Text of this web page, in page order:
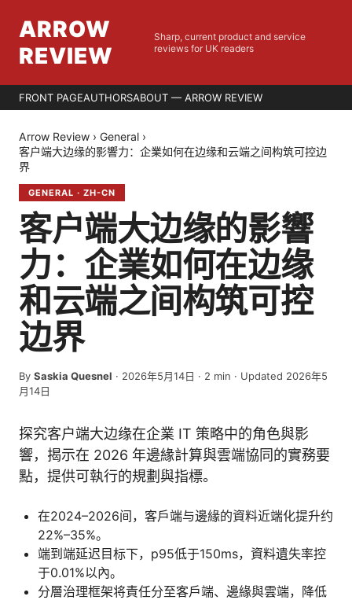
ARROW
REVIEW
Sharp, current product and service
reviews for UK readers
FRONT PAGEAUTHORSABOUT — ARROW REVIEW
Arrow Review › General ›
客户端大边缘的影響力：企業如何在边缘和云端之间构筑可控边
界
GENERAL · ZH-CN
客户端大边缘的影響
力：企業如何在边缘
和云端之间构筑可控
边界
By Saskia Quesnel · 2026年5月14日 · 2 min · Updated 2026年5
月14日
探究客户端大边缘在企業 IT 策略中的角色與影
響，揭示在 2026 年邊緣計算與雲端協同的實務要
點，提供可執行的規劃與指標。
在2024–2026间，客戶端与邊緣的資料近端化提升约
22%–35%。
端到端延迟目标下，p95低于150ms，資料遺失率控
于0.01%以內。
分層治理框架将責任分至客戶端、邊緣與雲端，降低